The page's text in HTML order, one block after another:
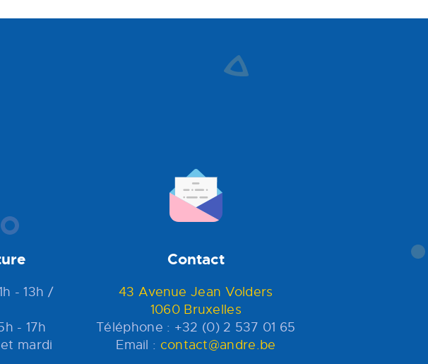
- 13h /
- 17h
mardi
Contact
43 Avenue Jean Volders
1060 Bruxelles
Téléphone : +32 (0) 2 537 01 65
Email : contact@andre.be